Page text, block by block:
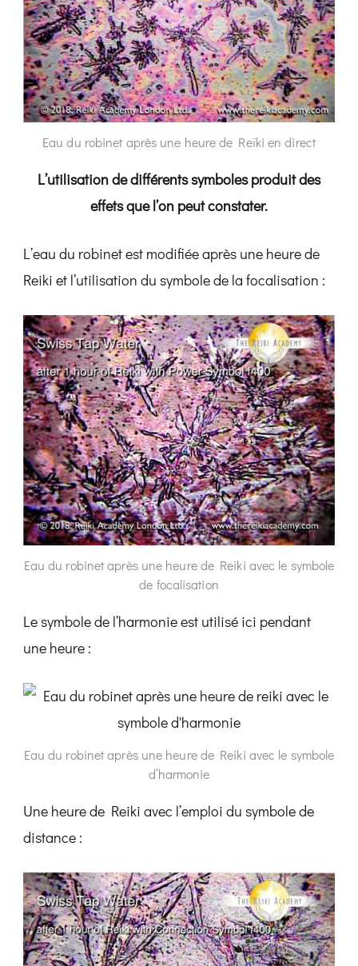
Eau du robinet après une heure de Reïki en direct
L’utilisation de différents symboles produit des
effets que l’on peut constater.
L’eau du robinet est modifiée après une heure de
Reiki et l’utilisation du symbole de la focalisation :
Eau du robinet après une heure de Reiki avec le symbole
de focalisation
Le symbole de l’harmonie est utilisé ici pendant
une heure :
Eau du robinet après une heure de Reiki avec le symbole
d’harmonie
Une heure de Reiki avec l’emploi du symbole de
distance :